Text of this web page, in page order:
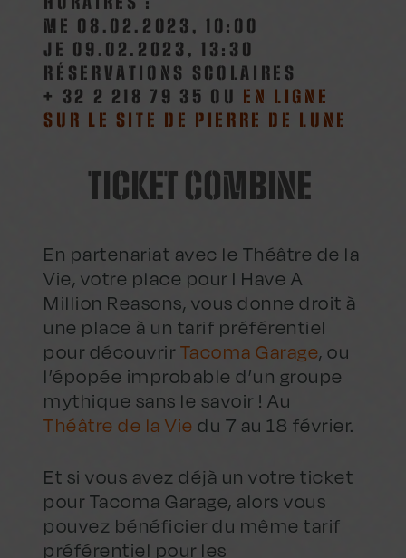
ME 08.02.2023, 10:00
JE 09.02.2023, 13:30
RÉSERVATIONS SCOLAIRES
+ 32 2 218 79 35 OU EN LIGNE
SUR LE SITE DE PIERRE DE LUNE
TICKET COMBINE
En partenariat avec le Théâtre de la
Vie, votre place pour I Have A
Million Reasons, vous donne droit à
une place à un tarif préférentiel
pour découvrir Tacoma Garage, ou
l’épopée improbable d’un groupe
mythique sans le savoir ! Au
Théâtre de la Vie du 7 au 18 février.
Et si vous avez déjà un votre ticket
pour Tacoma Garage, alors vous
pouvez bénéficier du même tarif
préférentiel pour les